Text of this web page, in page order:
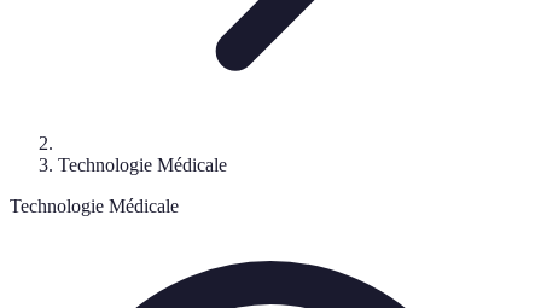
Technologie Médicale
Technologie Médicale